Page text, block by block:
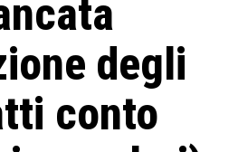
degli
conto